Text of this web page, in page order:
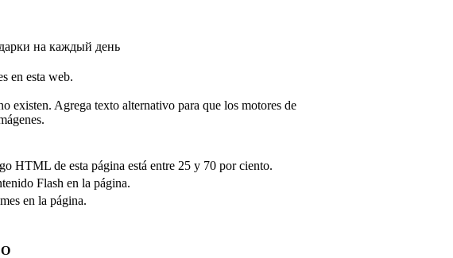
на каждый день
en esta web.
existen. Agrega texto alternativo para que los motores de
HTML de esta página está entre 25 y 70 por ciento.
Flash en la página.
en la página.